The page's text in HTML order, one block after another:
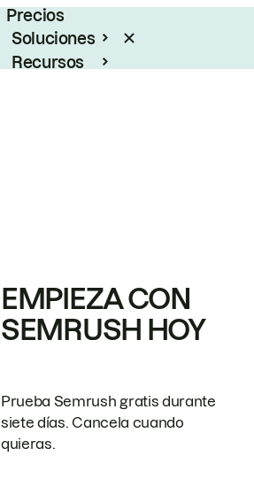
Precios
Soluciones
Recursos
EMPIEZA CON
SEMRUSH HOY
Prueba Semrush gratis durante
siete días. Cancela cuando
quieras.